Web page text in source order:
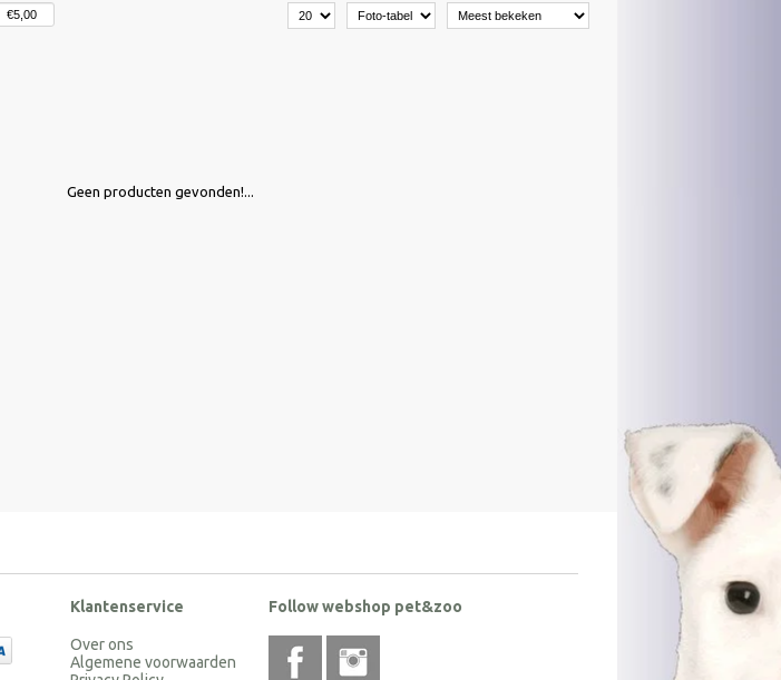
Geen producten gevonden!...
Klantenservice
Over ons
Algemene voorwaarden
Follow webshop pet&zoo